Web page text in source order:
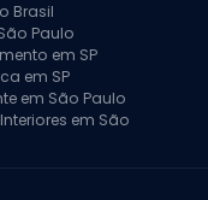
Brasil
Paulo
em SP
em SP
em São Paulo
em São